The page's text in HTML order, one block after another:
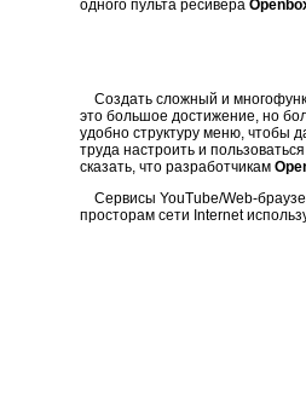
одного пульта ресивера
Создать сложный и
это большое достижение, но
удобно структуру меню, чтобы
труда настроить и
сказать, что разработчикам
Сервисы YouTube/Web-
просторам сети Internet